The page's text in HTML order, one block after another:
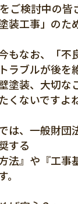
ご検討中の皆
装工事」の
もなお、「不
ラブルが後を
塗装、大切な
くないですよね
は、一般財団
する
法』や『工